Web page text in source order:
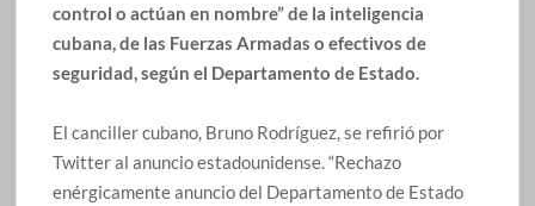
control o actúan en nombre” de la inteligencia
cubana, de las Fuerzas Armadas o efectivos de
seguridad, según el Departamento de Estado.
El canciller cubano, Bruno Rodríguez, se refirió por
Twitter al anuncio estadounidense. “Rechazo
enérgicamente anuncio del Departamento de Estado